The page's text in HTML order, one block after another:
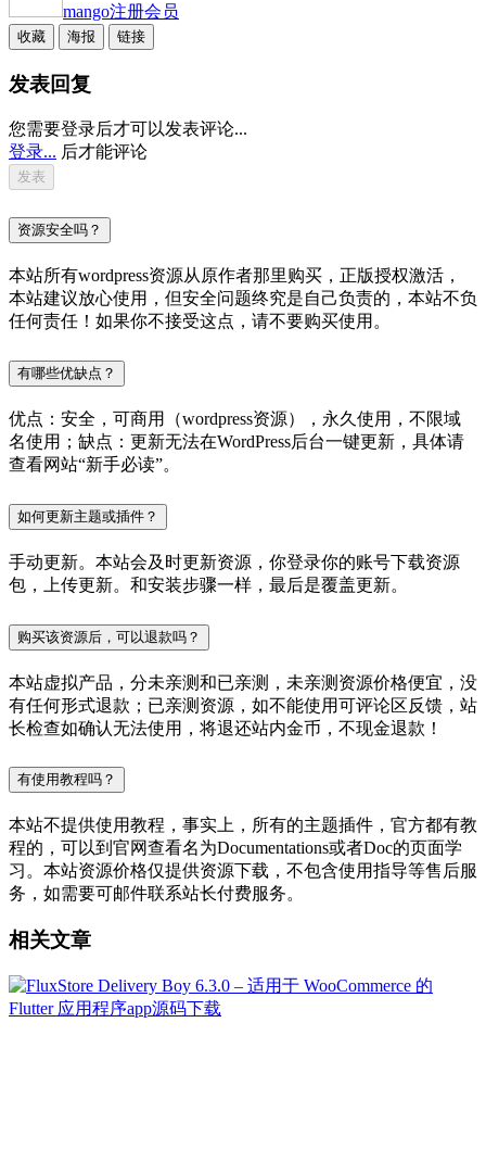
mango注册会员
收藏 海报 链接
发表回复
您需要登录后才可以发表评论...
登录... 后才能评论
资源安全吗？
本站所有wordpress资源从原作者那里购买，正版授权激活，
本站建议放心使用，但安全问题终究是自己负责的，本站不负
任何责任！如果你不接受这点，请不要购买使用。
有哪些优缺点？
优点：安全，可商用（wordpress资源），永久使用，不限域
名使用；缺点：更新无法在WordPress后台一键更新，具体请
查看网站“新手必读”。
如何更新主题或插件？
手动更新。本站会及时更新资源，你登录你的账号下载资源
包，上传更新。和安装步骤一样，最后是覆盖更新。
购买该资源后，可以退款吗？
本站虚拟产品，分未亲测和已亲测，未亲测资源价格便宜，没
有任何形式退款；已亲测资源，如不能使用可评论区反馈，站
长检查如确认无法使用，将退还站内金币，不现金退款！
有使用教程吗？
本站不提供使用教程，事实上，所有的主题插件，官方都有教
程的，可以到官网查看名为Documentations或者Doc的页面学
习。本站资源价格仅提供资源下载，不包含使用指导等售后服
务，如需要可邮件联系站长付费服务。
相关文章